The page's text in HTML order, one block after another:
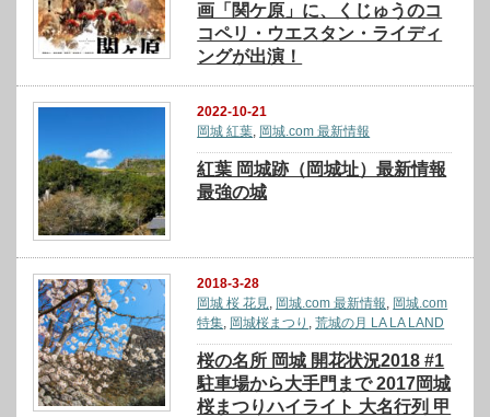
画「関ケ原」に、くじゅうのコ
コペリ・ウエスタン・ライディ
ングが出演！
2022-10-21
岡城 紅葉, 岡城.com 最新情報
紅葉 岡城跡（岡城址）最新情報
最強の城
2018-3-28
岡城 桜 花見
岡城.com 最新情報 岡城.com
特集 岡城桜まつり ,荒城の月 LA LA LAND
桜の名所 岡城 開花状況2018 #1
駐車場から大手門まで 2017岡城
桜まつりハイライト 大名行列 甲